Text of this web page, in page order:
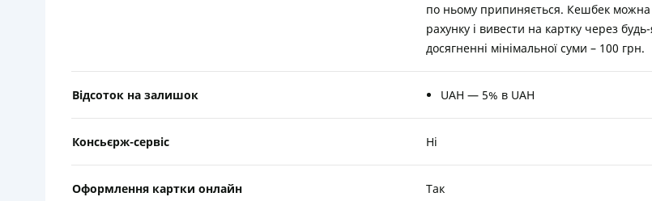
по ньому припиняється. Кешбек
рахунку і вивести на картку через
досягненні мінімальної суми – 100 грн.
Відсоток на залишок UAH — 5% в UAH
Консьєрж-сервіс Ні
Оформлення картки онлайн Так